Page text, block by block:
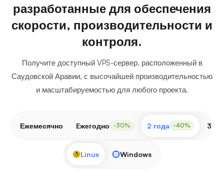
разработанные для обеспечения
скорости, производительности и
контроля.
Получите доступный VPS-сервер, расположенный в
Саудовской Аравии, с высочайшей производительностью
и масштабируемостью для любого проекта.
Ежемесячно Eжегодно -30% 2 года -40% 3
Linux Windows